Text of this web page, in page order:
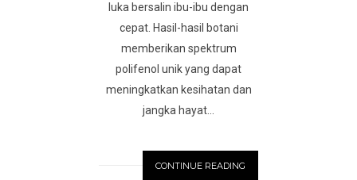
luka bersalin ibu-ibu dengan
cepat. Hasil-hasil botani
memberikan spektrum
polifenol unik yang dapat
meningkatkan kesihatan dan
jangka hayat...
CONTINUE READING